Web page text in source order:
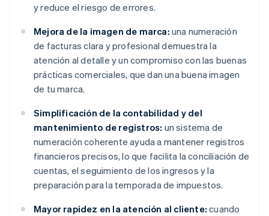
y reduce el riesgo de errores.
Mejora de la imagen de marca: una numeración
de facturas clara y profesional demuestra la
atención al detalle y un compromiso con las buenas
prácticas comerciales, que dan una buena imagen
de tu marca.
Simplificación de la contabilidad y del
mantenimiento de registros: un sistema de
numeración coherente ayuda a mantener registros
financieros precisos, lo que facilita la conciliación de
cuentas, el seguimiento de los ingresos y la
preparación para la temporada de impuestos.
Mayor rapidez en la atención al cliente: cuando